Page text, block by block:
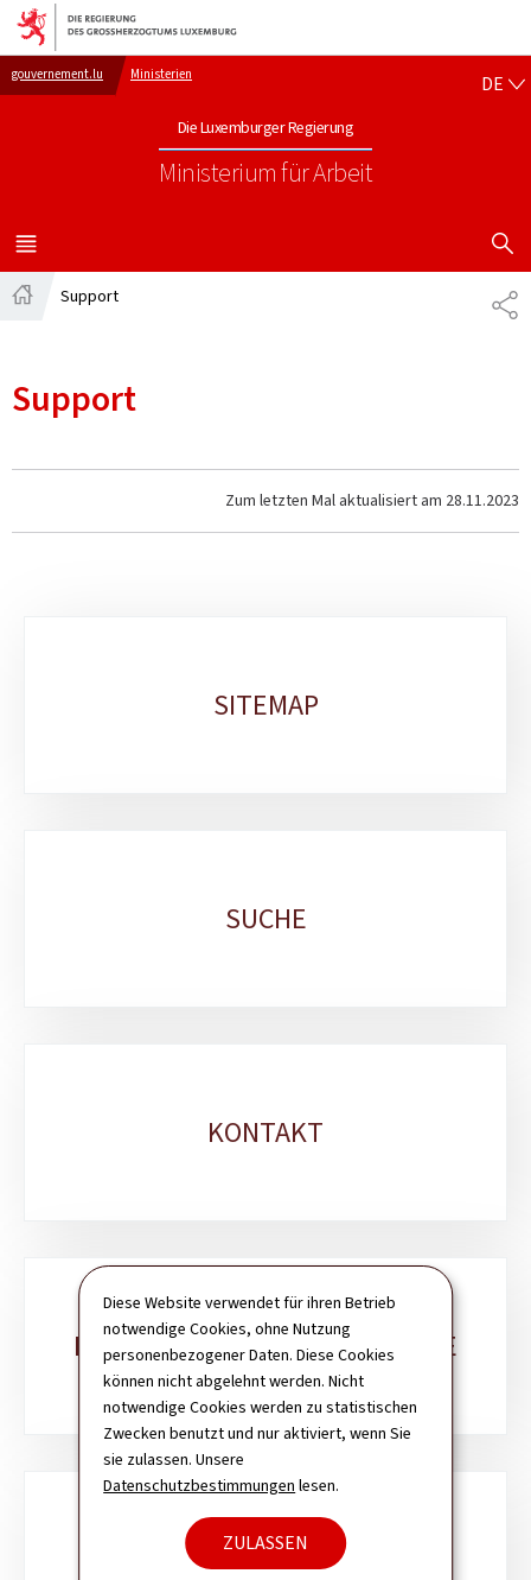
Diese Website verwendet für ihren Betrieb
notwendige Cookies, ohne Nutzung
personenbezogener Daten. Diese Cookies
können nicht abgelehnt werden. Nicht
notwendige Cookies werden zu statistischen
Zwecken benutzt und nur aktiviert, wenn Sie
sie zulassen. Unsere
Datenschutzbestimmungen lesen.
ZULASSEN
Zur Hauptnavigation
Zum Inhalt
gouvernement.lu Ministerien
Die Luxemburger Regierung
Ministerium für Arbeit
DE
MENÜ
HAUPT-
Support
Support
Zum letzten Mal aktualisiert am 28.11.2023
SITEMAP
SUCHE
KONTAKT
INFORMATIONEN ZUR WEBSEITE
NEWSLETTER